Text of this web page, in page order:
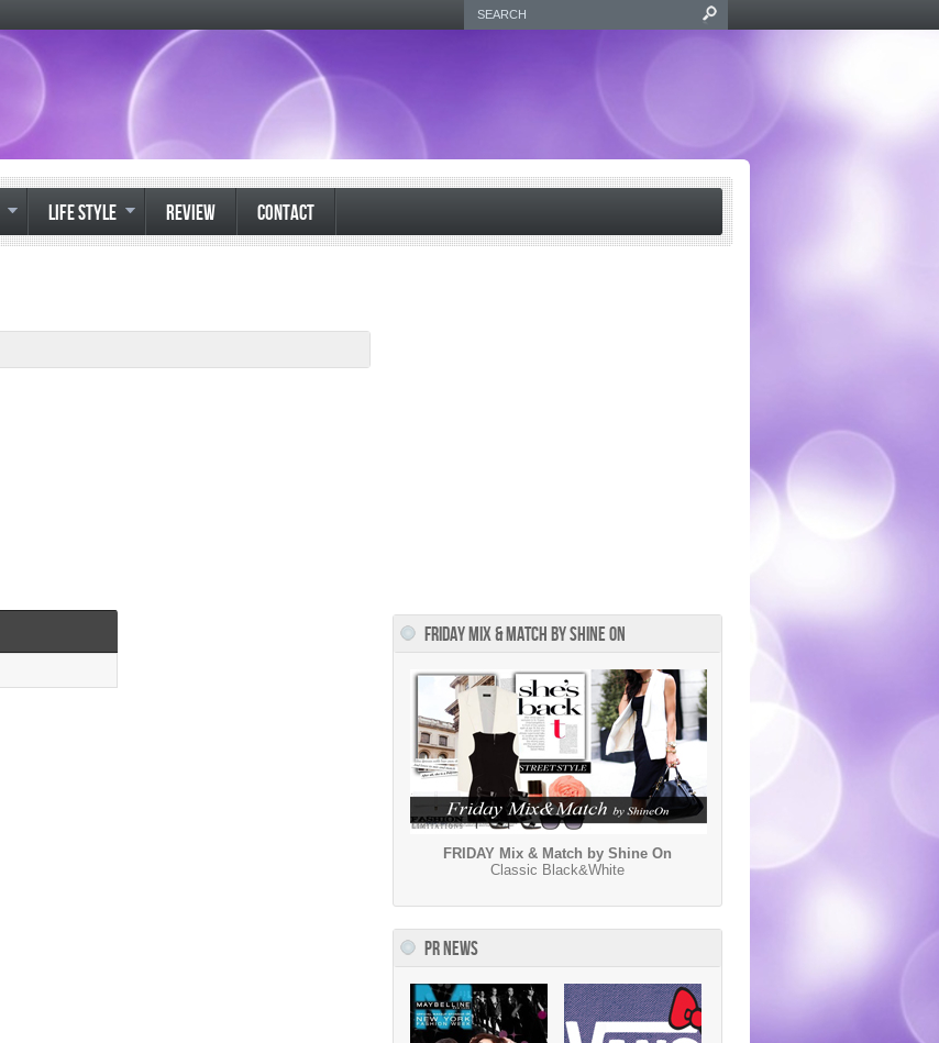
LIFE STYLE REVIEW CONTACT
FRIDAY MIX & MATCH BY SHINE ON
FRIDAY Mix & Match by Shine On
Classic Black&White
PR NEWS